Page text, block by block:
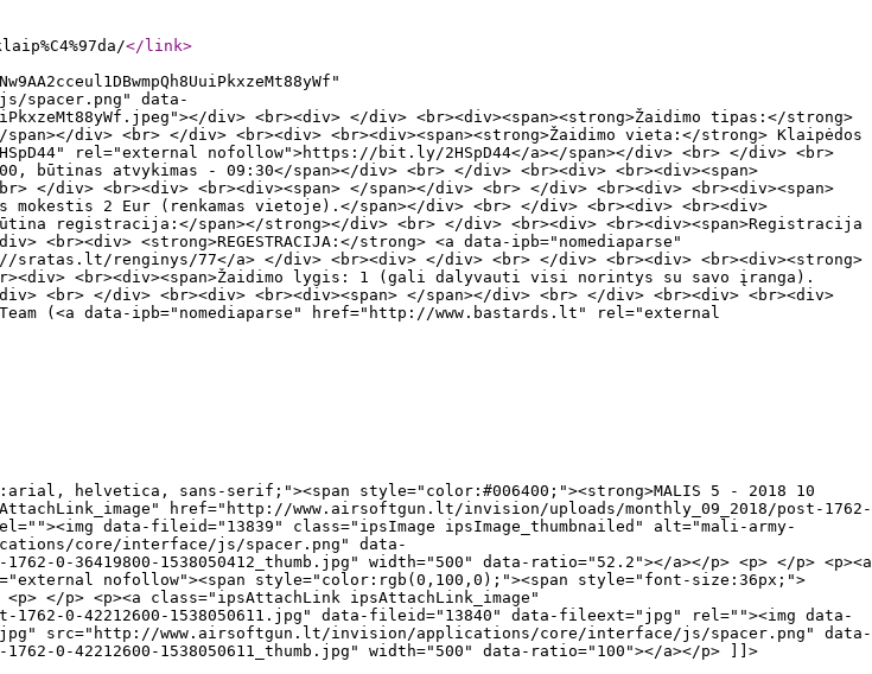
</link>
spacer.png" data-
div> <br><div> </div> <br><div><span><strong>Žaidimo tipas:</strong>
div> <br> </div> <br><div> <br><div><span><strong>Žaidimo vieta:</strong> Klaipėdos
rel="external nofollow">https://bit.ly/2HSpD44</a></span></div> <br> </div> <br>
būtinas atvykimas - 09:30</span></div> <br> </div> <br><div> <br><div><span>
</div> <br><div> <br><div><span> </span></div> <br> </div> <br><div> <br><div><span>
mokestis 2 Eur (renkamas vietoje).</span></div> <br> </div> <br><div> <br><div>
registracija:</span></strong></div> <br> </div> <br><div> <br><div><span>Registracija
<strong>REGESTRACIJA:</strong> <a data-ipb="nomediaparse"
renginys/77</a> </div> <br><div> </div> <br> </div> <br><div> <br><div><strong>
<br><div><span>Žaidimo lygis: 1 (gali dalyvauti visi norintys su savo įranga).
<br> </div> <br><div> <br><div><span> </span></div> <br> </div> <br><div> <br><div>
(<a data-ipb="nomediaparse" href="http://www.bastards.lt" rel="external
helvetica, sans-serif;"><span style="color:#006400;"><strong>MALIS 5 - 2018 10
href="http://www.airsoftgun.lt/invision/uploads/monthly_09_2018/post-1762-
data-fileid="13839" class="ipsImage ipsImage_thumbnailed" alt="mali-army-
core/interface/js/spacer.png" data-
0-36419800-1538050412_thumb.jpg" width="500" data-ratio="52.2"></a></p> <p> </p> <p><a
nofollow"><span style="color:rgb(0,100,0);"><span style="font-size:36px;">
</p> <p><a class="ipsAttachLink ipsAttachLink_image"
0-42212600-1538050611.jpg" data-fileid="13840" data-fileext="jpg" rel=""><img data-
src="http://www.airsoftgun.lt/invision/applications/core/interface/js/spacer.png" data-
0-42212600-1538050611_thumb.jpg" width="500" data-ratio="100"></a></p> ]]>